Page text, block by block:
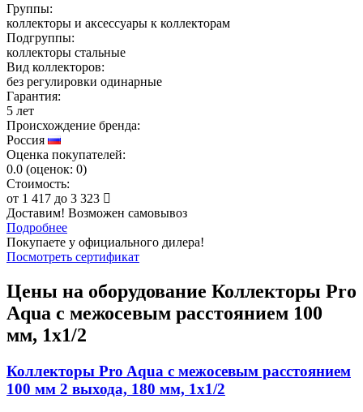
Группы:
коллекторы и аксессуары к коллекторам
Подгруппы:
коллекторы стальные
Вид коллекторов:
без регулировки одинарные
Гарантия:
5 лет
Происхождение бренда:
Россия
Оценка покупателей:
0.0 (оценок: 0)
Стоимость:
от 1 417 до 3 323
Доставим! Возможен самовывоз
Подробнее
Покупаете у официального дилера!
Посмотреть сертификат
Цены на оборудование Коллекторы Pro
Aqua с межосевым расстоянием 100
мм, 1x1/2
Коллекторы Pro Aqua с межосевым расстоянием
100 мм 2 выхода, 180 мм, 1x1/2